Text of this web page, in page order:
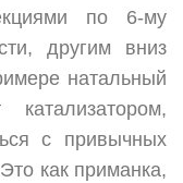
по 6-му
другим вниз
натальный
с привычных
как приманка,